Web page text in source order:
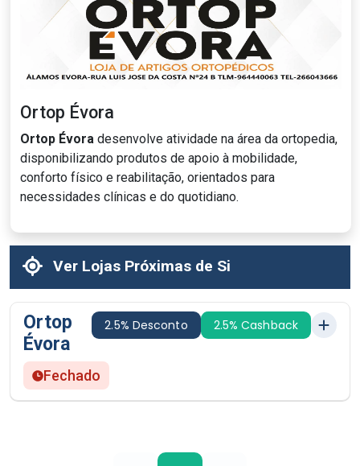
Ortop Évora
Ortop Évora desenvolve atividade na área da ortopedia,
disponibilizando produtos de apoio à mobilidade,
conforto físico e reabilitação, orientados para
necessidades clínicas e do quotidiano.
Ver Lojas Próximas de Si
Ortop
Évora
2.5% Desconto 2.5% Cashback
Fechado